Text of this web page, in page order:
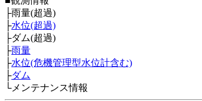
├雨量(超過)
├水位(超過)
├ダム(超過)
├雨量
├水位(危機管理型水位計含む)
├ダム
└メンテナンス情報